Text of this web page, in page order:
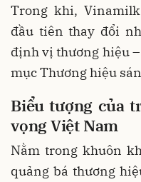
Trong khi,
đầu tiên thay đổi
định vị thương hiệu
mục Thương hiệu
Biểu tượng của
vọng Việt Nam
Nằm trong khuôn
quảng bá thương